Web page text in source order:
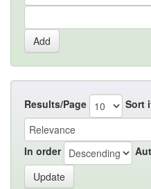
Results/Page Sort
In order